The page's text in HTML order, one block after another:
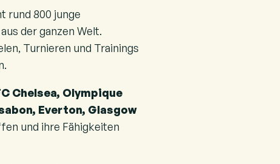
rund 800 junge
der ganzen Welt.
Turnieren und Trainings
Chelsea, Olympique
Everton, Glasgow
und ihre Fähigkeiten